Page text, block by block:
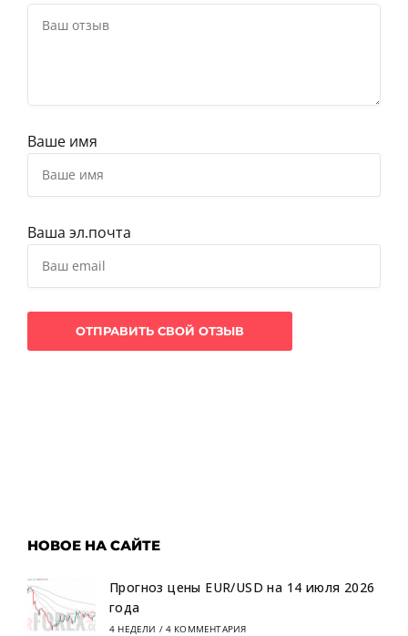
Ваше имя
Ваша эл.почта
НОВОЕ НА САЙТЕ
Прогноз цены EUR/USD на 14 июля 2026
года
4 НЕДЕЛИ / 4 КОММЕНТАРИЯ